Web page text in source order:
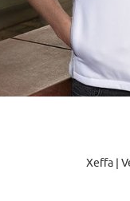
Xeffa |